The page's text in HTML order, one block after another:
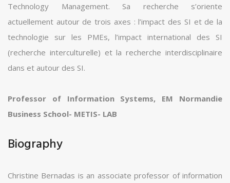
Technology Management. Sa recherche s’oriente
actuellement autour de trois axes : l’impact des SI et de la
technologie sur les PMEs, l’impact international des SI
(recherche interculturelle) et la recherche interdisciplinaire
dans et autour des SI.
Professor of Information Systems, EM Normandie
Business School- METIS- LAB
Biography
Christine Bernadas is an associate professor of information